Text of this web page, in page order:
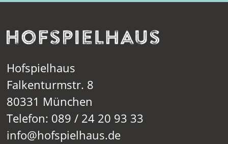
Hofspielhaus
Falkenturmstr. 8
80331 München
Telefon: 089 / 24 20 93 33
info@hofspielhaus.de